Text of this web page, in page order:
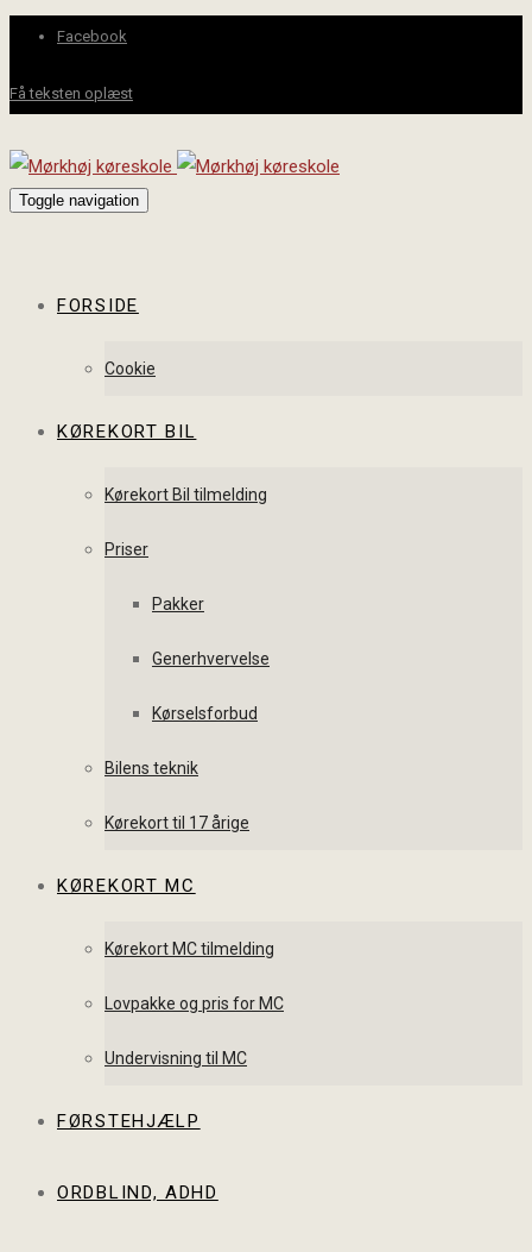
Facebook
Få teksten oplæst
Toggle navigation
FORSIDE
Cookie
KØREKORT BIL
Kørekort Bil tilmelding
Priser
Pakker
Generhvervelse
Kørselsforbud
Bilens teknik
Kørekort til 17 årige
KØREKORT MC
Kørekort MC tilmelding
Lovpakke og pris for MC
Undervisning til MC
FØRSTEHJÆLP
ORDBLIND, ADHD